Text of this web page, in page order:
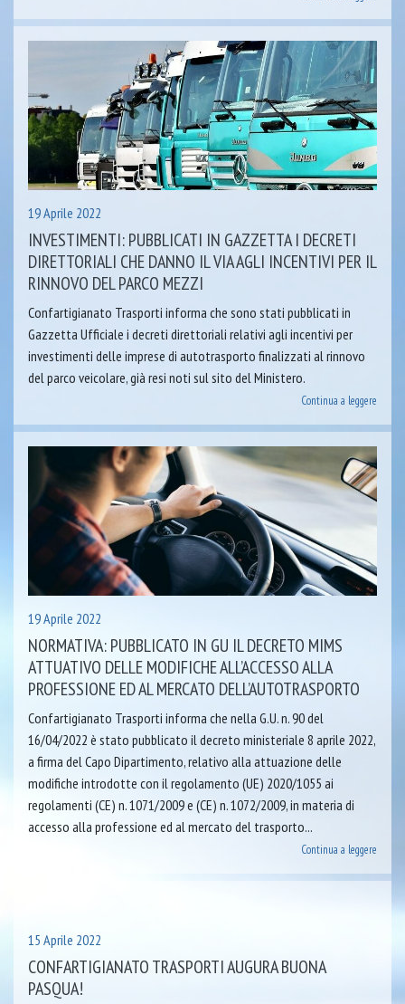
19 Aprile 2022
INVESTIMENTI: PUBBLICATI IN GAZZETTA I DECRETI
DIRETTORIALI CHE DANNO IL VIA AGLI INCENTIVI PER IL
RINNOVO DEL PARCO MEZZI
Confartigianato Trasporti informa che sono stati pubblicati in
Gazzetta Ufficiale i decreti direttoriali relativi agli incentivi per
investimenti delle imprese di autotrasporto finalizzati al rinnovo
del parco veicolare, già resi noti sul sito del Ministero.
Continua a leggere
19 Aprile 2022
NORMATIVA: PUBBLICATO IN GU IL DECRETO MIMS
ATTUATIVO DELLE MODIFICHE ALL’ACCESSO ALLA
PROFESSIONE ED AL MERCATO DELL’AUTOTRASPORTO
Confartigianato Trasporti informa che nella G.U. n. 90 del
16/04/2022 è stato pubblicato il decreto ministeriale 8 aprile 2022,
a firma del Capo Dipartimento, relativo alla attuazione delle
modifiche introdotte con il regolamento (UE) 2020/1055 ai
regolamenti (CE) n. 1071/2009 e (CE) n. 1072/2009, in materia di
accesso alla professione ed al mercato del trasporto...
Continua a leggere
15 Aprile 2022
CONFARTIGIANATO TRASPORTI AUGURA BUONA
PASQUA!